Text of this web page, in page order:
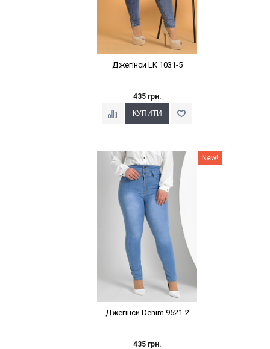
Джегінси LK 1031-5
435 грн.
Наклейки Варіант з % New!
Джегінси Denim 9521-2
435 грн.